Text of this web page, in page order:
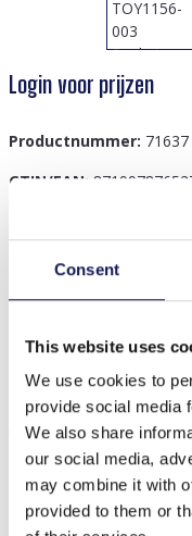
Consent
This website uses
We use cookies to
provide social media
We also share
our social media,
may combine it with
provided to them or
Login voor prijzen
Productnummer: 71637
GTIN/EAN:
Beschrijving
Y-E4.1 TOY1156-003
Anderen kochten ook